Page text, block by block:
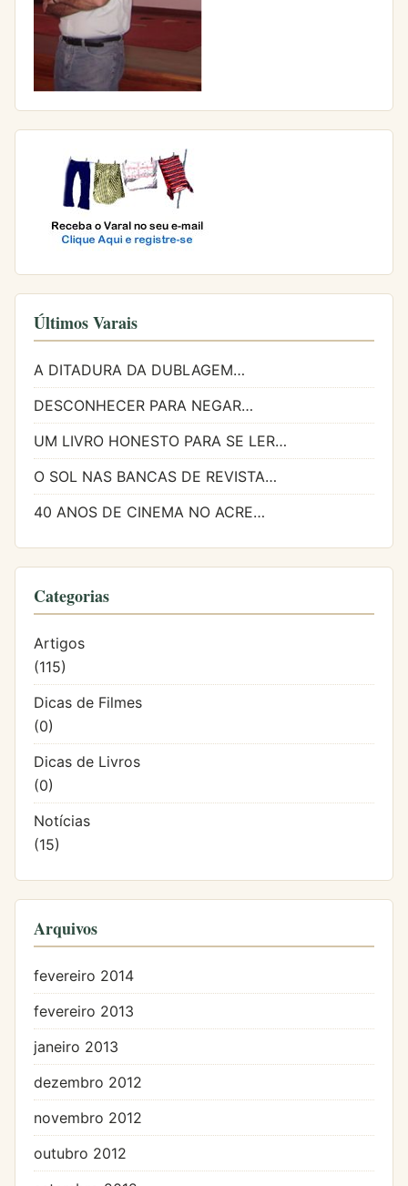
Últimos Varais
A DITADURA DA DUBLAGEM…
DESCONHECER PARA NEGAR…
UM LIVRO HONESTO PARA SE LER…
O SOL NAS BANCAS DE REVISTA…
40 ANOS DE CINEMA NO ACRE…
Categorias
Artigos
(115)
Dicas de Filmes
(0)
Dicas de Livros
(0)
Notícias
(15)
Arquivos
fevereiro 2014
fevereiro 2013
janeiro 2013
dezembro 2012
novembro 2012
outubro 2012